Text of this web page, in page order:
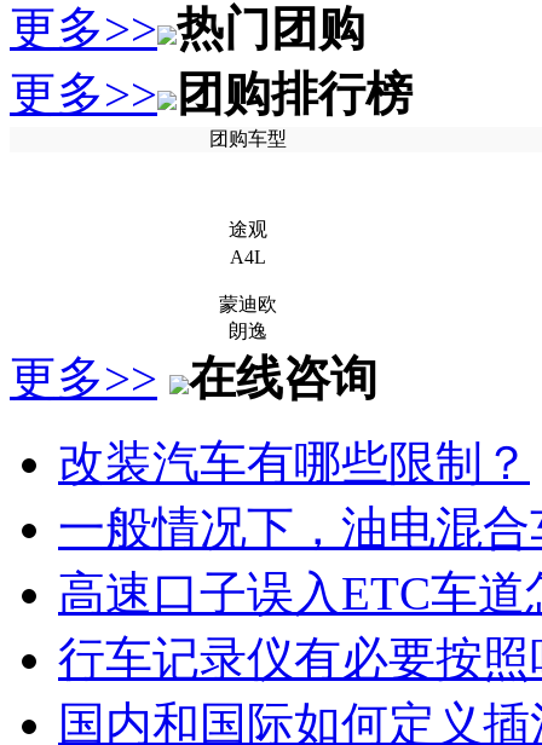
更多>> 热门团购
更多>> 团购排行榜
团购车型
途观
A4L
蒙迪欧
朗逸
更多>>
在线咨询
改装汽车有哪些限制？
一般情况下，油电混
高速口子误入ETC车道
行车记录仪有必要按照
国内和国际如何定义